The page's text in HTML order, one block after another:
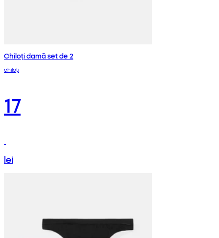
Chiloți damă set de 2
chiloți
17
lei